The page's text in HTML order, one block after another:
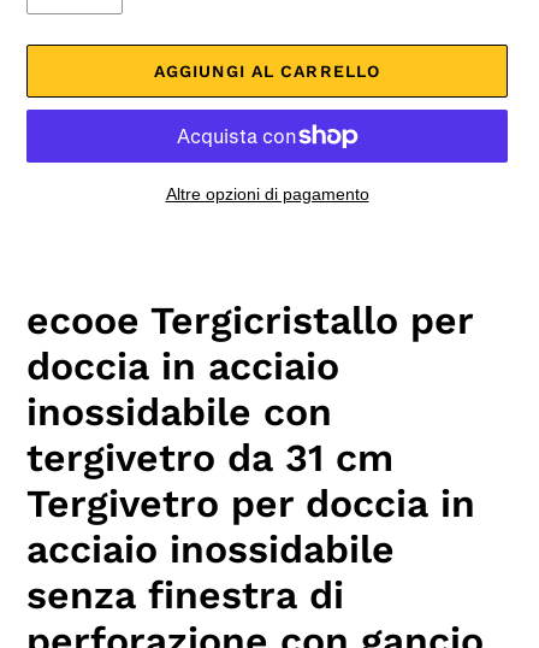
AGGIUNGI AL CARRELLO
Altre opzioni di pagamento
nel
carrello
ecooe Tergicristallo per
doccia in acciaio
inossidabile con
tergivetro da 31 cm
Tergivetro per doccia in
acciaio inossidabile
senza finestra di